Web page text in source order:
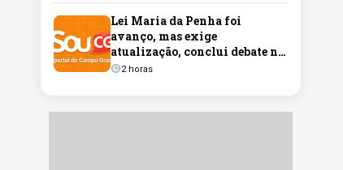
Lei Maria da Penha foi
avanço, mas exige
atualização, conclui debate no
Senado
2 horas